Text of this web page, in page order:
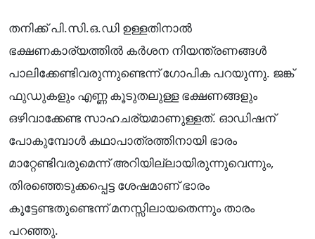
തനിക്ക് പി.സി.ഒ.ഡി ഉള്ളതിനാൽ
ഭക്ഷണകാര്യത്തിൽ കർശന നിയന്ത്രണങ്ങൾ
പാലിക്കേണ്ടിവരുന്നുണ്ടെന്ന് ഗോപിക പറയുന്നു. ജങ്ക്
ഫുഡുകളും എണ്ണ കൂടുതലുള്ള ഭക്ഷണങ്ങളും
ഒഴിവാക്കേണ്ട സാഹചര്യമാണുള്ളത്. ഓഡിഷന്
പോകുമ്പോൾ കഥാപാത്രത്തിനായി ഭാരം
മാറ്റേണ്ടിവരുമെന്ന് അറിയില്ലായിരുന്നുവെന്നും,
തിരഞ്ഞെടുക്കപ്പെട്ട ശേഷമാണ് ഭാരം
കൂട്ടേണ്ടതുണ്ടെന്ന് മനസ്സിലായതെന്നും താരം
പറഞ്ഞു.